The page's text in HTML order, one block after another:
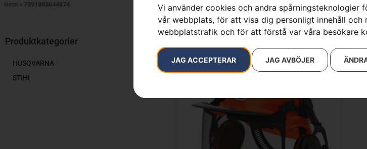
Vi använder cookies och andra
vår webbplats, för att visa dig personligt innehåll och
webbplatstrafik och för att förstå var våra besökare
JAG ACCEPTERAR JAG AVBÖJER
Hem » 7391883644874
Produktkategorier
HUSQVARNA
STIHL
Endast ett sökresultat